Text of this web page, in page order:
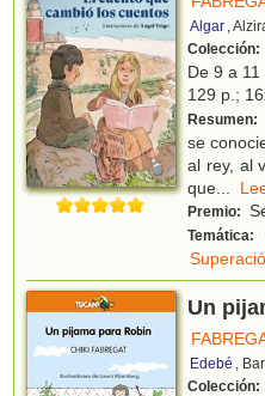
Algar ,
Colección:
De 9 a 11
129 p.;
Resumen:
se
al rey, al
que...
Premio:
Temática:
Un
Edebé ,
Colección: